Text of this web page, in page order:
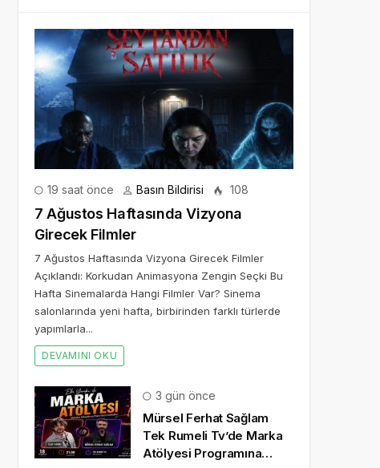
19 saat önce Basın Bildirisi 108
7 Ağustos Haftasında Vizyona
Girecek Filmler
7 Ağustos Haftasında Vizyona Girecek Filmler
Açıklandı: Korkudan Animasyona Zengin Seçki Bu
Hafta Sinemalarda Hangi Filmler Var? Sinema
salonlarında yeni hafta, birbirinden farklı türlerde
yapımlarla...
DEVAMINI OKU
3 gün önce
Mürsel Ferhat Sağlam
Tek Rumeli Tv’de Marka
Atölyesi Programına